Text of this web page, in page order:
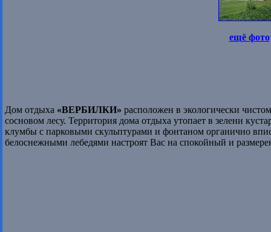
ещё фото
Дом отдыха «ВЕРБИЛКИ» расположен в экологически
сосновом лесу. Территория дома отдыха утопает в зелени
клумбы с парковыми скульптурами и фонтаном органично
белоснежными лебедями настроят Вас на спокойный и